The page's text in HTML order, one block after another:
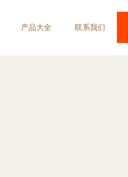
产品大全 联系我们